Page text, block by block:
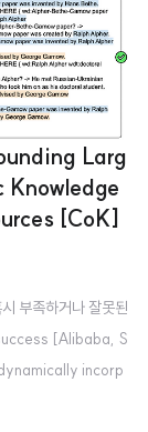
문제를
(ALFWorld &
인간 지능의
Larg
[CoK]
부족하거나 잘못된
[Alibaba, S
incorp